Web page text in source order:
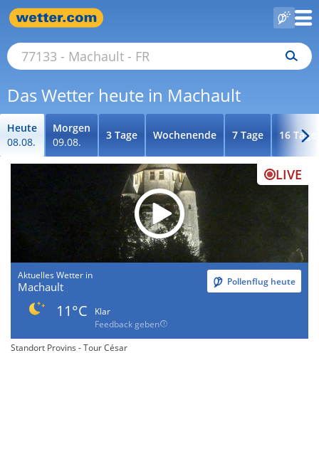
Das Wetter heute in Machault
Heute
08.08.
Morgen
09.08.
3 Tage Wochenende 7 Tage 16 Tage
LIVE
Aktuelles Wetter in
Machault Pollenflug heute
11°C
Klar
Feedback geben
Standort Provins - Tour César